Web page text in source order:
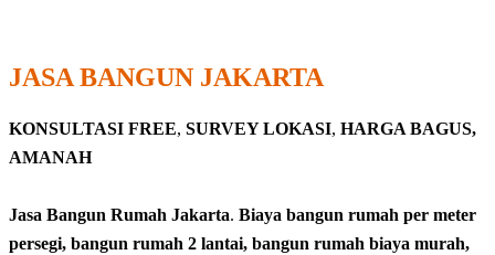
JASA BANGUN JAKARTA
KONSULTASI FREE, SURVEY LOKASI, HARGA BAGUS,
AMANAH
Jasa Bangun Rumah Jakarta. Biaya bangun rumah per meter
persegi, bangun rumah 2 lantai, bangun rumah biaya murah,